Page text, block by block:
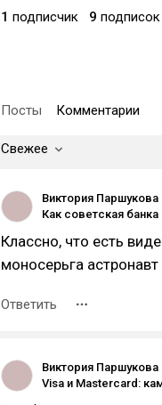
1 подписчик 9 подписок
Посты Комментарии
Свежее
Виктория Паршукова
Классно, что есть
моносерьга
Ответить
Виктория Паршукова